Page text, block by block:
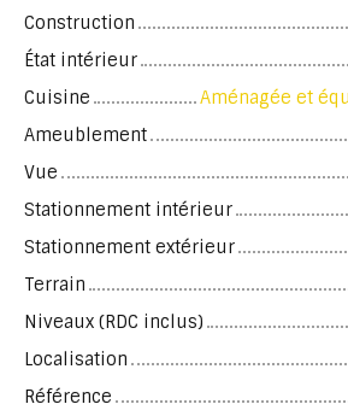
Construction
État intérieur
Cuisine
Aménagée et
Ameublement
Vue
Stationnement intérieur
Stationnement extérieur
Terrain
Niveaux (RDC inclus)
Localisation
Référence